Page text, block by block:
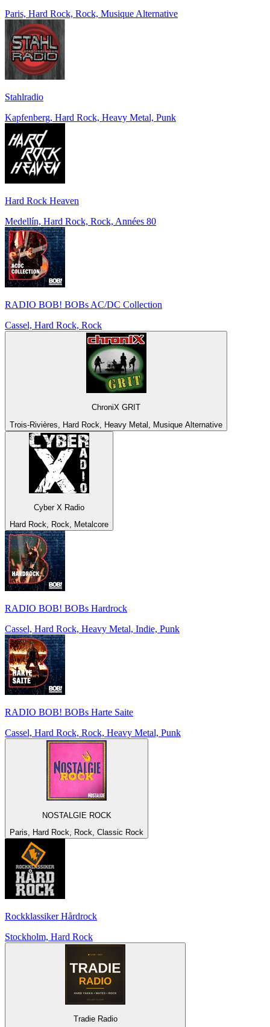
Paris, Hard Rock, Rock, Musique Alternative
Stahlradio
Kapfenberg, Hard Rock, Heavy Metal, Punk
Hard Rock Heaven
Medellín, Hard Rock, Rock, Années 80
RADIO BOB! BOBs AC/DC Collection
Cassel, Hard Rock, Rock
ChroniX GRIT
Trois-Rivières, Hard Rock, Heavy Metal, Musique Alternative
Cyber X Radio
Hard Rock, Rock, Metalcore
RADIO BOB! BOBs Hardrock
Cassel, Hard Rock, Heavy Metal, Indie, Punk
RADIO BOB! BOBs Harte Saite
Cassel, Hard Rock, Rock, Heavy Metal, Punk
NOSTALGIE ROCK
Paris, Hard Rock, Rock, Classic Rock
Rockklassiker Hårdrock
Stockholm, Hard Rock
Tradie Radio